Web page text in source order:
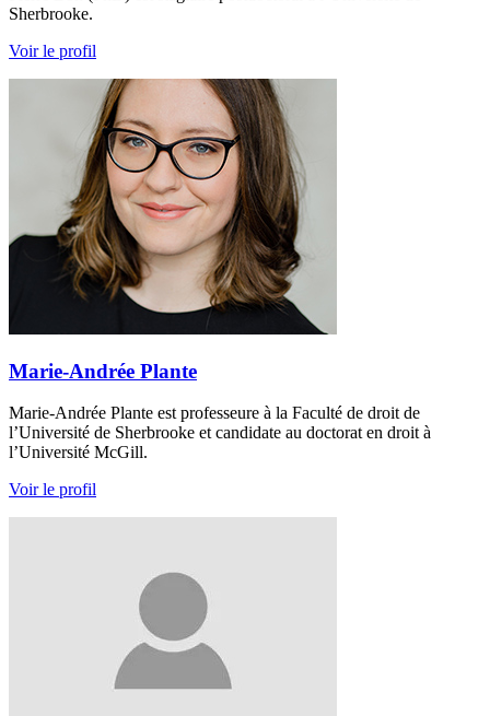
Sherbrooke.
Voir le profil
Marie-Andrée Plante
Marie-Andrée Plante est professeure à la Faculté de droit de
l’Université de Sherbrooke et candidate au doctorat en droit à
l’Université McGill.
Voir le profil